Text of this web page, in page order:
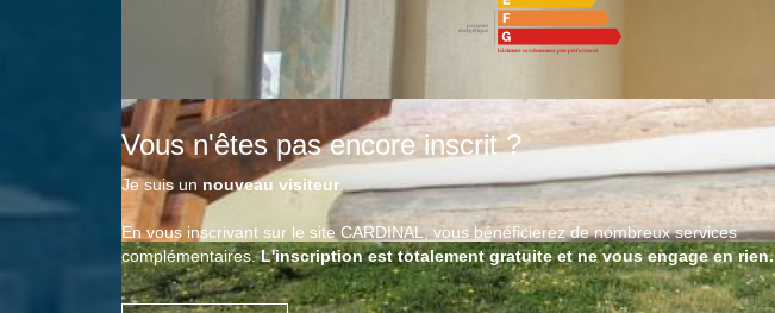
Vous n'êtes pas encore inscrit ?
Je suis un nouveau visiteur.
En vous inscrivant sur le site CARDINAL, vous bénéficierez de nombreux services
complémentaires.L'inscription est totalement gratuite et ne vous engage en rien.